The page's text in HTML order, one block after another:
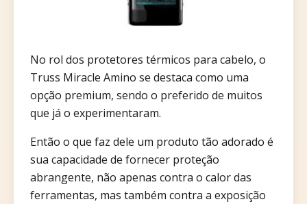
No rol dos protetores térmicos para cabelo, o
Truss Miracle Amino se destaca como uma
opção premium, sendo o preferido de muitos
que já o experimentaram.
Então o que faz dele um produto tão adorado é
sua capacidade de fornecer proteção
abrangente, não apenas contra o calor das
ferramentas, mas também contra a exposição